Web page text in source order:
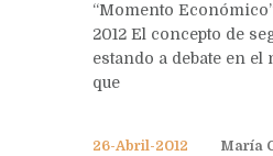
“Momento
2012 El concepto de
estando a debate en el
que
26-Abril-2012
María